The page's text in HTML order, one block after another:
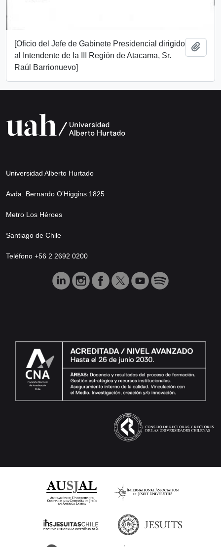
[Oficio del Jefe de Gabinete Presidencial dirigido
al Intendente de la III Región de Atacama, Sr.
Raúl Barrionuevo]
Universidad Alberto Hurtado
Avda. Bernardo O’Higgins 1825
Metro Los Héroes
Santiago de Chile
Teléfono +56 2 2692 0200